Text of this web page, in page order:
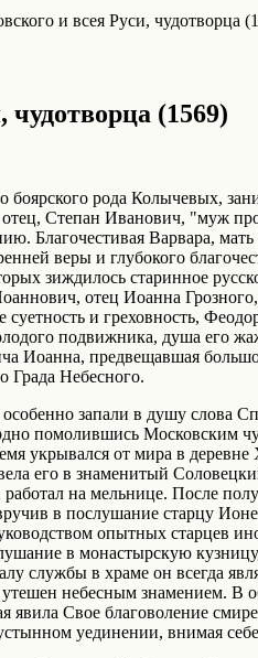
и всея Руси, чудотворца
(1569)
рода Колычевых,
отец, Степан Иванович, "муж
Благочестивая Варвара,
веры и глубокого
зиждилось старинное
отец Иоанна
и греховность,
подвижника, душа его
Иоанна, предвещавшая
Града Небесного.
запали в душу слова
помолившись Московским
укрывался от мира в
его в знаменитый
на мельнице. После
в послушание старцу
опытных старцев
в монастырскую
службы в храме он всегда
небесным знамением. В
явила Свое благоволение
уединении, внимая